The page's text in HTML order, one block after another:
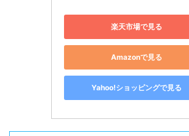
楽天市場で見る
Amazonで見る
Yahoo!ショッピングで見る